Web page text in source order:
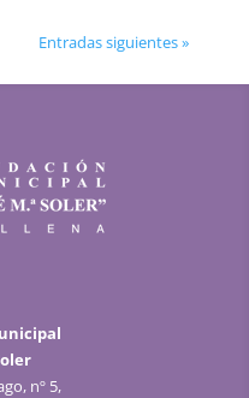
Entradas siguientes »
nº 5,